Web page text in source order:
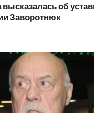
высказалась об
Заворотнюк